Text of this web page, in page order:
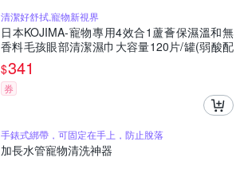
清潔好舒拭,寵物新視界
日本KOJIMA-寵物專用4效合1蘆薈保濕溫和無
香料毛孩眼部清潔濕巾大容量120片/罐(弱酸配
方貓狗適用)(促銷賣場)
$341
券
手錶式綁帶，可固定在手上，防止脫落
加長水管寵物清洗神器